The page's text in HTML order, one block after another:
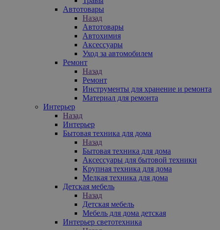
Автотовары
Назад
Автотовары
Автохимия
Аксессуары
Уход за автомобилем
Ремонт
Назад
Ремонт
Инструменты для хранение и ремонта
Материал для ремонта
Интерьер
Назад
Интерьер
Бытовая техника для дома
Назад
Бытовая техника для дома
Аксессуары для бытовой техники
Крупная техника для дома
Мелкая техника для дома
Детская мебель
Назад
Детская мебель
Мебель для дома детская
Интерьер светотехника